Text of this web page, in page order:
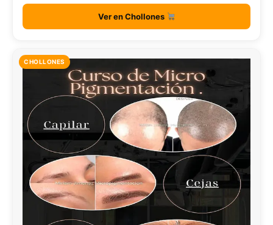
Ver en Chollones
CHOLLONES